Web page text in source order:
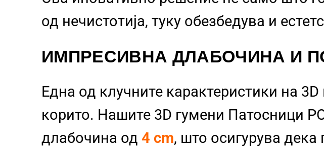
од нечистотија, туку обезбедува и
ИМПРЕСИВНА ДЛАБОЧИНА И
Една од клучните карактеристики на
корито. Нашите 3D гумени Патосници
длабочина од 4 cm, што осигурува дека